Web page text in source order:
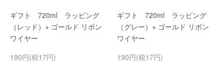
ギフト 720ml ラッピング
（レッド）+ ゴールド リボン
ワイヤー
190円(税17円)
ギフト 720ml ラッピング
（グレー）+ ゴールド リボン
ワイヤー
190円(税17円)